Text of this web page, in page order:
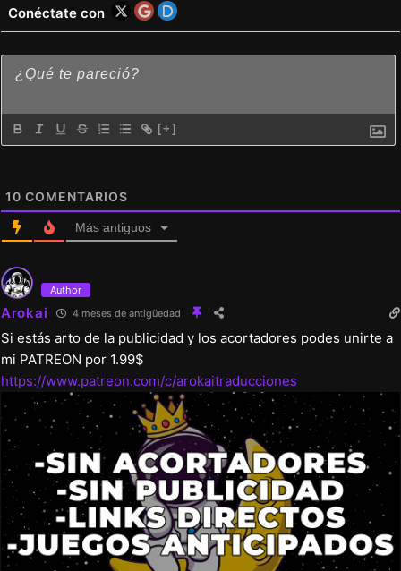
en la cama». Solo nuevas animaciones.
desarrollo, pero esperamos que sea una
Se añadieron antorchas al nuevo menú de
Corrección de errores y mejoras menores.
Conéctate con
[+]
10 COMENTARIOS
Más antiguos
Author
Arokai 4 meses de antigüedad
Si estás arto de la publicidad y los acortadores podes unirte a
mi PATREON por 1.99$
https://www.patreon.com/c/arokaitraducciones